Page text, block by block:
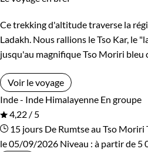
Ce trekking d'altitude traverse la
Ladakh. Nous rallions le Tso Kar, le
jusqu'au magnifique Tso Moriri bleu
Voir le voyage
Inde - Inde Himalayenne En groupe
4,22 / 5
15 jours De Rumtse au Tso Moriri
le 05/09/2026 Niveau : à partir de 5